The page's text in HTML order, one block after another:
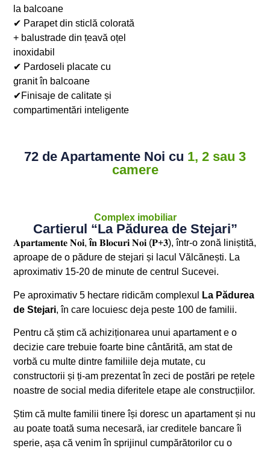
la balcoane
✔ Parapet din sticlă colorată
+ balustrade din țeavă oțel
inoxidabil
✔ Pardoseli placate cu
granit în balcoane
✔Finisaje de calitate și
compartimentări inteligente
72 de Apartamente Noi cu 1, 2 sau 3
camere
Complex imobiliar
Cartierul “La Pădurea de Stejari”
𝐀𝐩𝐚𝐫𝐭𝐚𝐦𝐞𝐧𝐭𝐞 𝐍𝐨𝐢,î𝐧 𝐁𝐥𝐨𝐜𝐮𝐫𝐢 𝐍𝐨𝐢 (𝐏+𝟑), într-o zonă liniștită,
aproape de o pădure de stejari și lacul Vălcănești. La
aproximativ 15-20 de minute de centrul Sucevei.
Pe aproximativ 5 hectare ridicăm complexul
La Pădurea
de Stejari, în care locuiesc deja peste 100 de familii.
Pentru că știm că achiziționarea unui apartament e o
decizie care trebuie foarte bine cântărită, am stat de
vorbă cu multe dintre familiile deja mutate, cu
constructorii și ți-am prezentat în zeci de postări pe rețele
noastre de social media diferitele etape ale construcțiilor.
Știm că multe familii tinere își doresc un apartament și nu
au poate toată suma necesară, iar creditele bancare îi
sperie, așa că venim în sprijinul cumpărătorilor cu o